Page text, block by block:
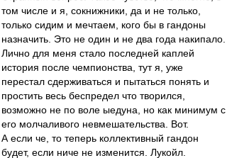
том числе и я, сокнижники, да и не только,
только сидим и мечтаем, кого бы в гандоны
назначить. Это не один и не два года накипало.
Лично для меня стало последней каплей
история после чемпионства, тут я, уже
перестал сдерживаться и пытаться понять и
простить весь беспредел что творился,
возможно не по воле ыедуна, но как минимум с
его молчаливого невмешательства. Вот.
А если че, то теперь коллективный гандон
будет, если ниче не изменится. Лукойл.